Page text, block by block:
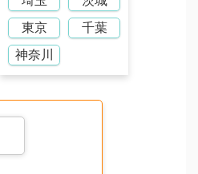
東京
千葉
神奈川